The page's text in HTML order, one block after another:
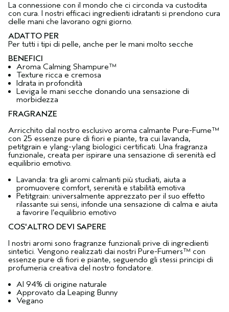
La connessione con il mondo che ci circonda va custodita
con cura. I nostri efficaci ingredienti idratanti si prendono cura
delle mani che lavorano ogni giorno.
ADATTO PER
Per tutti i tipi di pelle, anche per le mani molto secche
BENEFICI
Aroma Calming Shampure™
Texture ricca e cremosa
Idrata in profondità
Leviga le mani secche donando una sensazione di
morbidezza
FRAGRANZE
Arricchito dal nostro esclusivo aroma calmante Pure-Fume™
con 25 essenze pure di fiori e piante, tra cui lavanda,
petitgrain e ylang-ylang biologici certificati. Una fragranza
funzionale, creata per ispirare una sensazione di serenità ed
equilibrio emotivo.
Lavanda: tra gli aromi calmanti più studiati, aiuta a
promuovere comfort, serenità e stabilità emotiva
Petitgrain: universalmente apprezzato per il suo effetto
rilassante sui sensi, infonde una sensazione di calma e aiuta
a favorire l’equilibrio emotivo
COS'ALTRO DEVI SAPERE
I nostri aromi sono fragranze funzionali prive di ingredienti
sintetici. Vengono realizzati dai nostri Pure-Fumers™ con
essenze pure di fiori e piante, seguendo gli stessi principi di
profumeria creativa del nostro fondatore.
Al 94% di origine naturale
Approvato da Leaping Bunny
Vegano